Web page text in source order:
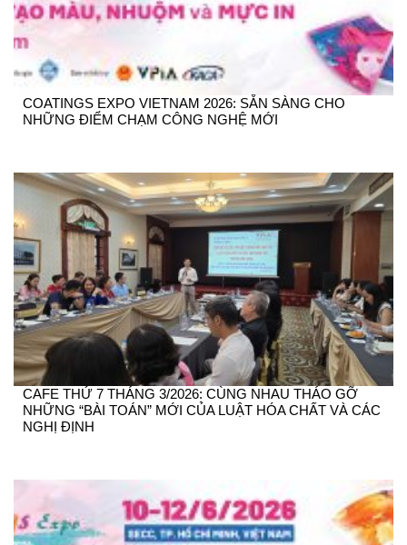
COATINGS EXPO VIETNAM 2026: SẴN SÀNG CHO
NHỮNG ĐIỂM CHẠM CÔNG NGHỆ MỚI
CAFE THỨ 7 THÁNG 3/2026: CÙNG NHAU THÁO GỠ
NHỮNG “BÀI TOÁN” MỚI CỦA LUẬT HÓA CHẤT VÀ CÁC
NGHỊ ĐỊNH